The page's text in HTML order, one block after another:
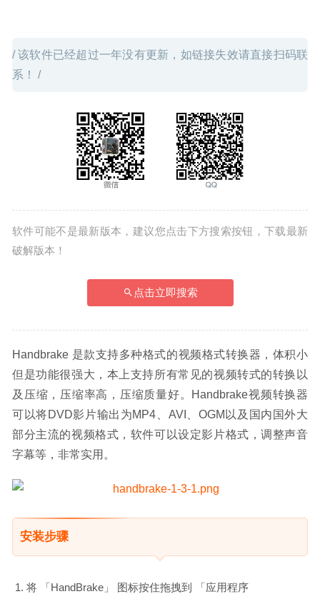
/ 该软件已经超过一年没有更新，如链接失效请直接扫码联
系！ /
软件可能不是最新版本，建议您点击下方搜索按钮，下载最新
破解版本！
点击立即搜索
Handbrake 是款支持多种格式的视频格式转换器，体积小
但是功能很强大，本上支持所有常见的视频转式的转换以
及压缩，压缩率高，压缩质量好。Handbrake视频转换器
可以将DVD影片输出为MP4、AVI、OGM以及国内国外大
部分主流的视频格式，软件可以设定影片格式，调整声音
字幕等，非常实用。
安装步骤
将 「HandBrake」 图标按住拖拽到 「应用程序